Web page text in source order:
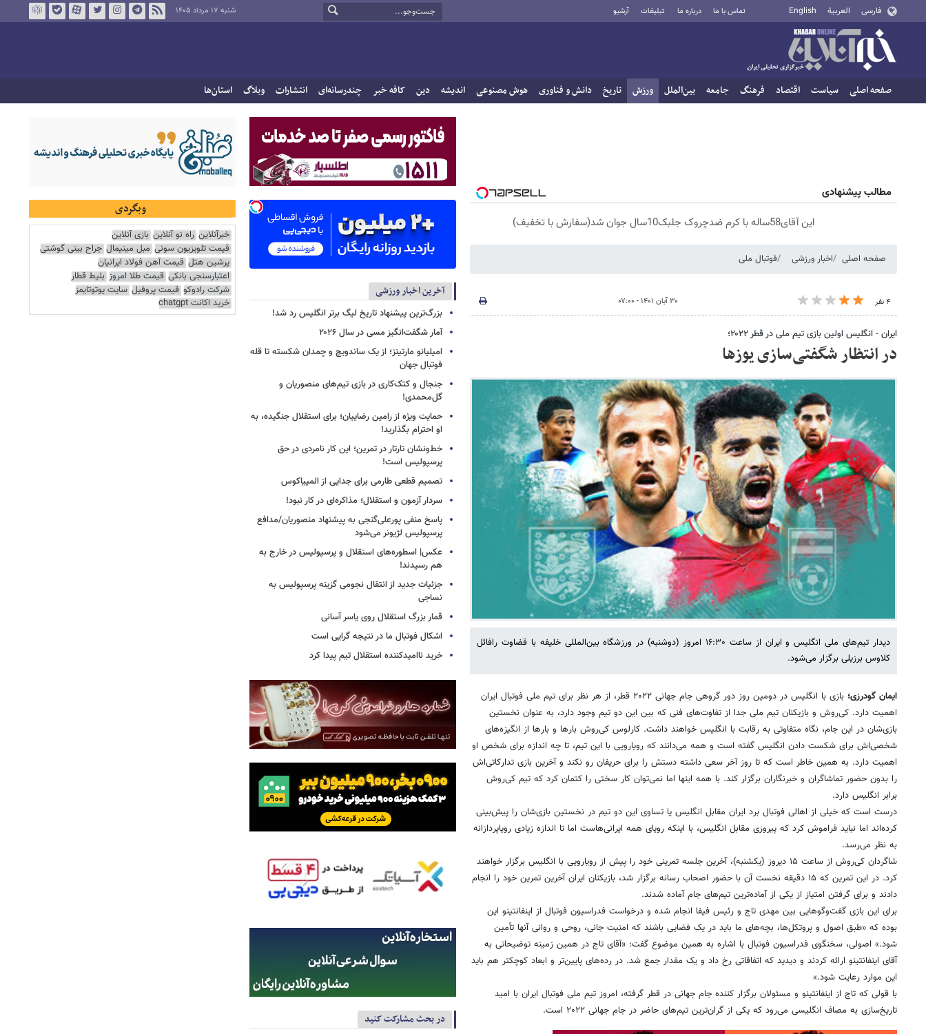
فارسی العربية English تماس با ما درباره ما تبلیغات آرشیو شنبه ۱۷ مرداد ۱۴۰۵
صفحه اصلی سیاست اقتصاد فرهنگ جامعه بین‌الملل ورزش تاریخ دانش و فناوری هوش مصنوعی اندیشه دین کافه خبر چندرسانه‌ای انتشارات وبلاگ استان‌ها
مطالب پیشنهادی
این آقای58ساله با کرم ضدچروک جلبک10سال جوان شد(سفارش با تخفیف)
صفحه اصلی اخبار ورزشی فوتبال ملی
۴ نفر ۳۰ آبان ۱۴۰۱ - ۰۷:۰۰
ایران - انگلیس اولین بازی تیم ملی در قطر ۲۰۲۲؛
در انتظار شگفتی‌سازی یوزها
دیدار تیم‌های ملی انگلیس و ایران از ساعت ۱۶:۳۰ امروز (دوشنبه) در ورزشگاه بین‌المللی خلیفه با قضاوت رافائل
کلاوس برزیلی برگزار می‌شود.
ایمان گودرزی؛
بازی با انگلیس در دومین روز دور گروهی جام جهانی ۲۰۲۲ قطر، از هر نظر برای تیم ملی فوتبال ایران
اهمیت دارد. کی‌روش و بازیکنان تیم ملی جدا از تفاوت‌های فنی که بین این دو تیم وجود دارد، به عنوان نخستین
بازی‌شان در این جام، نگاه متفاوتی به رقابت با انگلیس خواهند داشت. کارلوس کی‌روش بارها و بارها از انگیزه‌های
شخصی‌‎اش برای شکست دادن انگلیس گفته است و همه می‌دانند که رویارویی با این تیم، تا چه اندازه برای شخص او
اهمیت دارد. به همین خاطر است که تا روز آخر سعی داشته دستش را برای حریفان رو نکند و آخرین بازی تدارکاتی‌اش
را بدون حضور تماشاگران و خبرنگاران برگزار کند. با همه اینها اما نمی‌توان کار سختی را کتمان کرد که تیم کی‌روش
برابر انگلیس دارد.
درست است که خیلی از اهالی فوتبال برد ایران مقابل انگلیس یا تساوی این دو تیم در نخستین بازی‌شان را پیش‌بینی
کرده‌اند اما نباید فراموش کرد که پیروزی مقابل انگلیس، با اینکه رویای همه ایرانی‌هاست اما تا اندازه زیادی رویاپردازانه
به نظر می‌رسد.
شاگردان کی‌روش از ساعت ۱۵ دیروز (یکشنبه)، آخرین جلسه تمرینی خود را پیش از رویارویی با انگلیس برگزار خواهند
کرد. در این تمرین که ۱۵ دقیقه نخست آن با حضور اصحاب رسانه برگزار شد، بازیکنان ایران آخرین تمرین خود را انجام
دادند و برای گرفتن امتیاز از یکی از آماده‌ترین تیم‌های جام آماده شدند.
برای این بازی گفت‌وگوهایی بین مهدی تاج و رئیس فیفا انجام شده و درخواست فدراسیون فوتبال از اینفانتینو این
بوده که «طبق اصول و پروتکل‌ها، بچه‌های ما باید در یک فضایی باشند که امنیت جانی، روحی و روانی آنها تأمین
شود.» اصولی، سخنگوی فدراسیون فوتبال با اشاره به همین موضوع گفت: «آقای تاج در همین زمینه توضیحاتی به
آقای اینفانتینو ارائه کردند و دیدید که اتفاقاتی رخ داد و یک مقدار جمع شد. در رده‌های پایین‌تر و ابعاد کوچکتر هم باید
این موارد رعایت شود.»
با قولی که تاج از اینفانتینو و مسئولان برگزار کننده جام جهانی در قطر گرفته، امروز تیم ملی فوتبال ایران با امید
تاریخ‌سازی به مصاف انگلیسی می‌رود که یکی از گران‌ترین تیم‌های حاضر در جام جهانی ۲۰۲۲ است.
آخرین اخبار ورزشی
بزرگ‌ترین پیشنهاد تاریخ لیگ برتر انگلیس رد شد!
آمار شگفت‌انگیز مسی در سال ۲۰۲۶
امیلیانو مارتینز؛ از یک ساندویچ و چمدان شکسته تا قله
فوتبال جهان
جنجال و کتک‌کاری در بازی تیم‌های منصوریان و
گل‌محمدی!
حمایت ویژه از رامین رضاییان؛ برای استقلال جنگیده، به
او احترام بگذارید!
خط‌ونشان تارتار در تمرین؛ این کار نامردی در حق
پرسپولیس است!
تصمیم قطعی طارمی برای جدایی از المپیاکوس
سردار آزمون و استقلال؛ مذاکره‌ای در کار نبود!
پاسخ منفی پورعلی‌گنجی به پیشنهاد منصوریان/مدافع
پرسپولیس لژیونر می‌شود
عکس| اسطوره‌های استقلال و پرسپولیس در خارج به
هم رسیدند!
جزئیات جدید از انتقال نجومی گزینه پرسپولیس به
نساجی
قمار بزرگ استقلال روی یاسر آسانی
اشکال فوتبال ما در نتیجه گرایی است
خرید ناامیدکننده استقلال تیم پیدا کرد
در بحث مشارکت کنید
وبگردی
خبرآنلاین راه نو آنلاین بازی آنلاین
قیمت تلویزیون سونی مبل مینیمال جراح بینی گوشتی
پرشین هتل قیمت آهن فولاد ایرانیان
اعتبارسنجی بانکی قیمت طلا امروز بلیط قطار
شرکت رادوکو قیمت پروفیل سایت یوتوتایمز
خرید اکانت chatgpt